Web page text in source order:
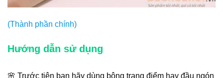
(Thành phần chính)
Hướng dẫn sử dụng
🌸 Trước tiên bạn hãy dùng bông trang điểm hay đầu ngón